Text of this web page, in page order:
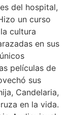
del hospital,
un curso
cultura
en sus
películas de
sus
Candelaria,
en la vida.